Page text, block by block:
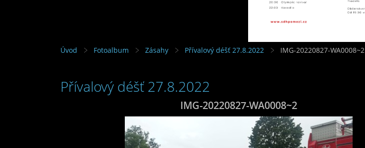
Úvod Fotoalbum Zásahy Přívalový déšť 27.8.2022 IMG-20220827-WA0008~2
Přívalový déšť 27.8.2022
IMG-20220827-WA0008~2